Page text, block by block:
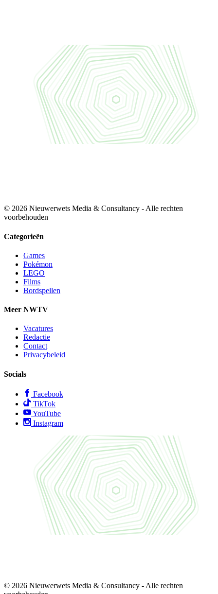
© 2026 Nieuwerwets Media & Consultancy - Alle rechten
voorbehouden
Categorieën
Games
Pokémon
LEGO
Films
Bordspellen
Meer NWTV
Vacatures
Redactie
Contact
Privacybeleid
Socials
Facebook
TikTok
YouTube
Instagram
© 2026 Nieuwerwets Media & Consultancy - Alle rechten